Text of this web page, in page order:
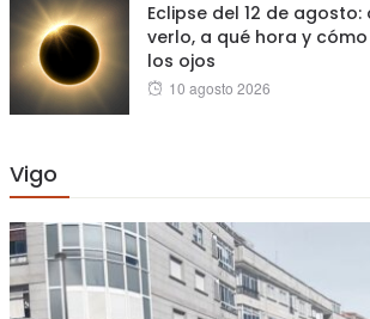
Eclipse del 12 de agosto:
verlo, a qué hora y
los ojos
Posted
10 agosto 2026
Vigo